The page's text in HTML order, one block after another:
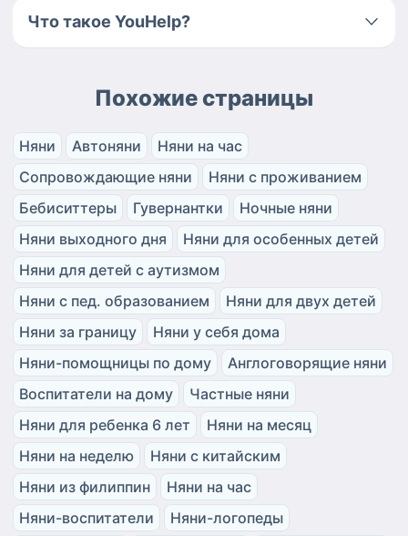
Что такое YouHelp?
Похожие страницы
Няни Автоняни
Няни на час
Сопровождающие няни
Няни с проживанием
Бебиситтеры
Гувернантки
Ночные няни
Няни выходного дня
Няни для особенных детей
Няни для детей с аутизмом
Няни с пед. образованием
Няни для двух детей
Няни за границу
Няни у себя дома
Няни-помощницы по дому
Англоговорящие няни
Воспитатели на дому
Частные няни
Няни для ребенка 6 лет
Няни на месяц
Няни на неделю
Няни с китайским
Няни из филиппин
Няни на час
Няни-воспитатели
Няни-логопеды